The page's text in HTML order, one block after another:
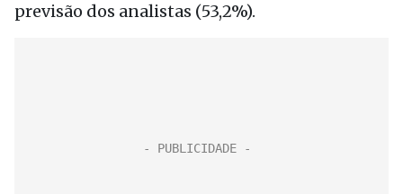
previsão dos analistas (53,2%).